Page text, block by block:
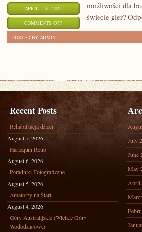
APRIL - 18 - 2025
COMMENTS OFFON
AND
VR
TECHNOLOGY
możliwości dla
świecie gier?
POSTED BY ADMIN
Recent Posts
Rehabilitacja dzieci
August 7, 2026
Harlequin Retro
August 6, 2026
Poradniki Fotograficzne
August 5, 2026
Amatorzy na Start
August 4, 2026
Góry Australijskie (Wielkie Góry
Wododziałowe)
July
June
May
April